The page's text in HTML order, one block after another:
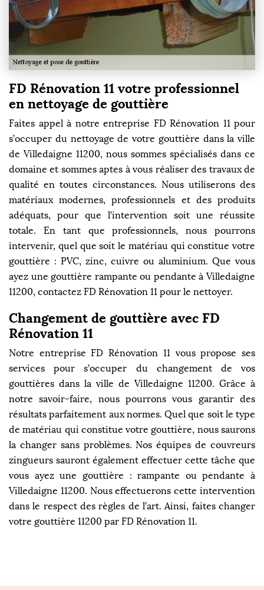
FD Rénovation 11 votre professionnel
en nettoyage de gouttière
Faites appel à notre entreprise FD Rénovation 11 pour
s’occuper du nettoyage de votre gouttière dans la ville
de Villedaigne 11200, nous sommes spécialisés dans ce
domaine et sommes aptes à vous réaliser des travaux de
qualité en toutes circonstances. Nous utiliserons des
matériaux modernes, professionnels et des produits
adéquats, pour que l’intervention soit une réussite
totale. En tant que professionnels, nous pourrons
intervenir, quel que soit le matériau qui constitue votre
gouttière : PVC, zinc, cuivre ou aluminium. Que vous
ayez une gouttière rampante ou pendante à Villedaigne
11200, contactez FD Rénovation 11 pour le nettoyer.
Changement de gouttière avec FD
Rénovation 11
Notre entreprise FD Rénovation 11 vous propose ses
services pour s’occuper du changement de vos
gouttières dans la ville de Villedaigne 11200. Grâce à
notre savoir-faire, nous pourrons vous garantir des
résultats parfaitement aux normes. Quel que soit le type
de matériau qui constitue votre gouttière, nous saurons
la changer sans problèmes. Nos équipes de couvreurs
zingueurs sauront également effectuer cette tâche que
vous ayez une gouttière : rampante ou pendante à
Villedaigne 11200. Nous effectuerons cette intervention
dans le respect des règles de l’art. Ainsi, faites changer
votre gouttière 11200 par FD Rénovation 11.